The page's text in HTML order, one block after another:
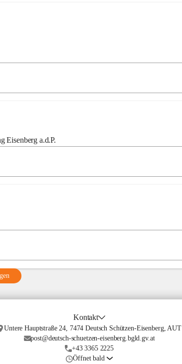
Eisenberg a.d.P.
Kontakt
Untere Hauptstraße 24, 7474 Deutsch Schützen-Eisenberg, AUT
post@deutsch-schuetzen-eisenberg.bgld.gv.at
+43 3365 2225
Öffnet bald